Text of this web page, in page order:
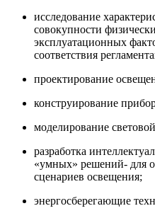
исследование
совокупности
эксплуатационных
соответствия
проектирование
конструирование
моделирование
разработка
«умных» решений- для
сценариев освещения;
энергосберегающие